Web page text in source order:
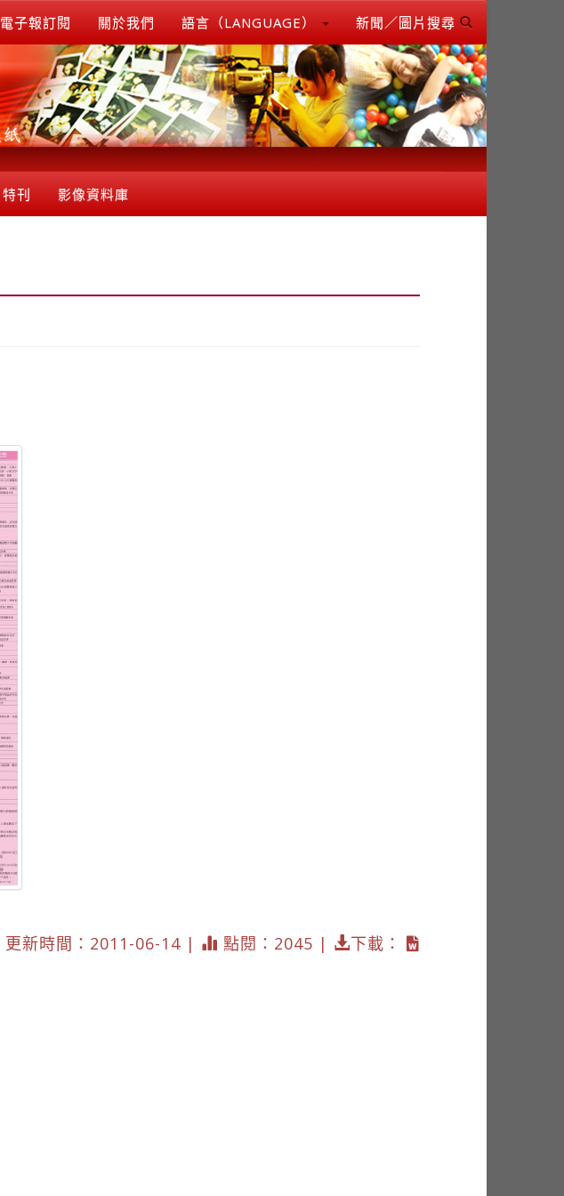
電子報訂閱 關於我們 語言（LANGUAGE） 新聞／圖片搜尋
特刊 影像資料庫
更新時間：2011-06-14 | 點閱：2045 | 下載：